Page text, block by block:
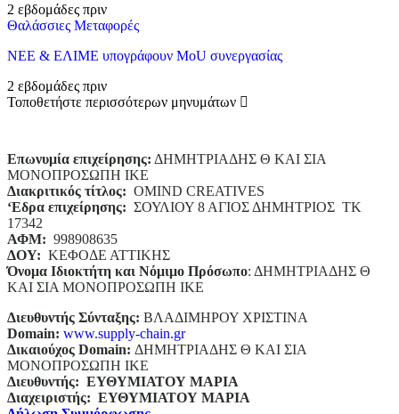
2 εβδομάδες πριν
Θαλάσσιες Μεταφορές
ΝΕΕ & ΕΛΙΜΕ υπογράφουν MoU συνεργασίας
2 εβδομάδες πριν
Τοποθετήστε περισσότερων μηνυμάτων
Επωνυμία επιχείρησης: ΔΗΜΗΤΡΙΑΔΗΣ Θ ΚΑΙ ΣΙΑ
ΜΟΝΟΠΡΟΣΩΠΗ ΙΚΕ
Διακριτικός τίτλος: ΟΜΙΝD CREATIVES
‘Eδρα επιχείρησης: ΣΟΥΛΙΟΥ 8 ΑΓΙΟΣ ΔΗΜΗΤΡΙΟΣ ΤΚ
17342
ΑΦΜ: 998908635
ΔΟΥ: ΚΕΦΟΔΕ ΑΤΤΙΚΗΣ
Όνομα Ιδιοκτήτη και Νόμιμο Πρόσωπο: ΔΗΜΗΤΡΙΑΔΗΣ Θ
ΚΑΙ ΣΙΑ ΜΟΝΟΠΡΟΣΩΠΗ ΙΚΕ
Διευθυντής Σύνταξης: ΒΛΑΔΙΜΗΡΟΥ ΧΡΙΣΤΙΝΑ
Domain: www.supply-chain.gr
Δικαιούχος Domain: ΔΗΜΗΤΡΙΑΔΗΣ Θ ΚΑΙ ΣΙΑ
ΜΟΝΟΠΡΟΣΩΠΗ ΙΚΕ
Διευθυντής: ΕΥΘΥΜΙΑΤΟΥ ΜΑΡΙΑ
Διαχειριστής: ΕΥΘΥΜΙΑΤΟΥ ΜΑΡΙΑ